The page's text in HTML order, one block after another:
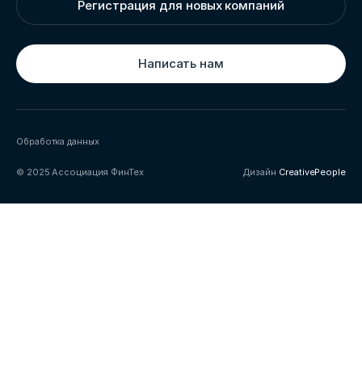
Регистрация для новых компаний
Написать нам
Обработка данных
© 2025 Ассоциация ФинТех Дизайн CreativePeople